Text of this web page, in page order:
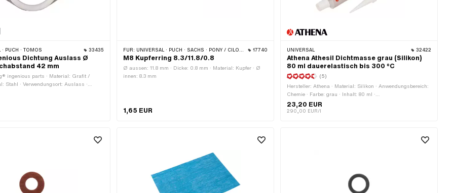
· PUCH · TOMOS 33435
Dichtung Auslass Ø
42 mm
ingenious parts · Material: Grafit /
Stahl · Verwendungsort: Auslass ·
FÜR: UNIVERSAL · PUCH · SACHS · PONY / CILO (BETA 521 & 512) · PIAGGIO 17740
M8 Kupferring 8.3/11.8/0.8
Ø aussen: 11.8 mm · Dicke: 0.8 mm · Material: Kupfer · Ø
innen: 8.3 mm
1,65 EUR
UNIVERSAL 32422
Athena Athesil Dichtmasse grau (Silikon)
80 ml dauerelastisch bis 300 °C
(5)
Hersteller: Athena · Material: Silikon · Anwendungsbereich:
Chemie · Farbe: grau · Inhalt: 80 ml ·
Temperaturbeständigkeit (min.): -40 - 300 °C
23,20 EUR
290,00 EUR/l